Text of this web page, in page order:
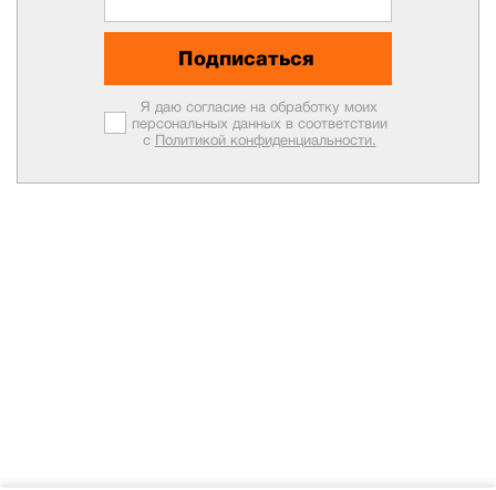
Подписаться
Я даю согласие на обработку моих
персональных данных в соответствии
с Политикой конфиденциальности.